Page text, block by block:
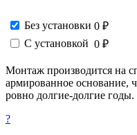
Без установки 0 ₽
С установкой 0 ₽
Монтаж производится на
армированное основание,
ровно долгие-долгие годы.
?